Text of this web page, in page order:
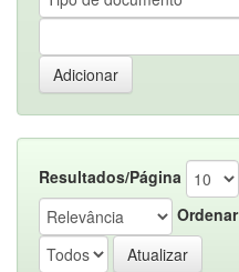
Resultados/Página
Ordenar